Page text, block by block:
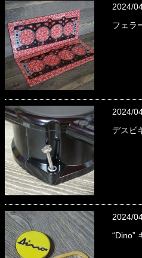
2024/
フェラ
2024/
デスビ
2024/
“Dino”